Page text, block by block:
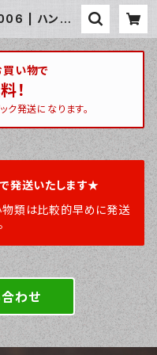
| ハンティ
い物で
！
ク発送になります。
発送いたします★
物類は比較的早めに発送
わせ